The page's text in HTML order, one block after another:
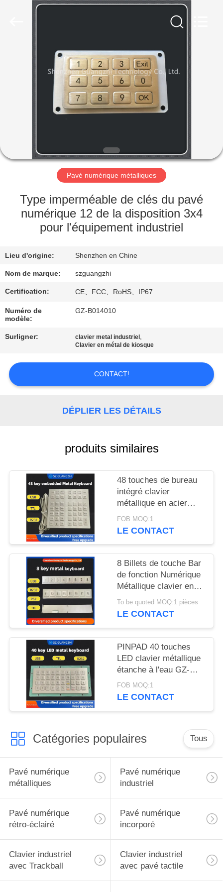
MAISON
PRODUITS
SUJET
DE
NOUS
VISITE
D'USINE
DE
QUALITÉ
CONTACTEZ-
NOUS
UNE
CITATION
PRIVACY
POLICY
Pavé numérique métalliques
Type imperméable de clés du pavé
numérique 12 de la disposition 3x4
pour l'équipement industriel
Lieu d'origine: Shenzhen en Chine
Nom de marque: szguangzhi
Certification: CE、FCC、RoHS、IP67
Numéro de
modèle:
GZ-B014010
Surligner: clavier metal industriel ,
Clavier en métal de kiosque
CONTACT!
DÉPLIER LES DÉTAILS
produits similaires
48 touches de bureau
intégré clavier
métallique en acier
inoxydable interface
USB GZ-B035013
FOB MOQ:1
LE CONTACT
8 Billets de touche Bar
de fonction Numérique
Métallique clavier en
acier inoxydable 304
Side Key Pinpad
To be quoted MOQ:1 pièces
LE CONTACT
PINPAD 40 touches
LED clavier métallique
étanche à l'eau GZ-
C001055 R232
interface
FOB MOQ:1
LE CONTACT
Catégories populaires Tous
Pavé numérique
métalliques
Pavé numérique
industriel
Pavé numérique
rétro-éclairé
Pavé numérique
incorporé
Clavier industriel
avec Trackball
Clavier industriel
avec pavé tactile